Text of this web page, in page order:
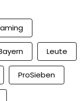
Leute
ProSieben